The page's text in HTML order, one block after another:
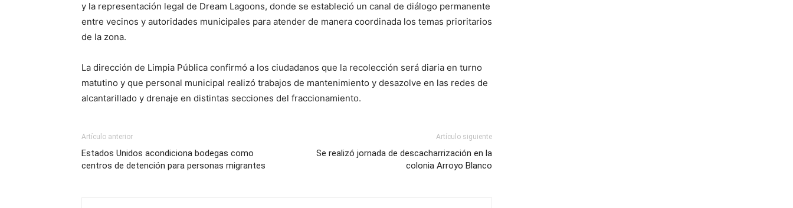
y la representación legal de Dream Lagoons, donde se estableció un canal de diálogo permanente
entre vecinos y autoridades municipales para atender de manera coordinada los temas prioritarios
de la zona.
La dirección de Limpia Pública confirmó a los ciudadanos que la recolección será diaria en turno
matutino y que personal municipal realizó trabajos de mantenimiento y desazolve en las redes de
alcantarillado y drenaje en distintas secciones del fraccionamiento.
Artículo anterior
Estados Unidos acondiciona bodegas como
centros de detención para personas migrantes
Artículo siguiente
Se realizó jornada de descacharrización en la
colonia Arroyo Blanco